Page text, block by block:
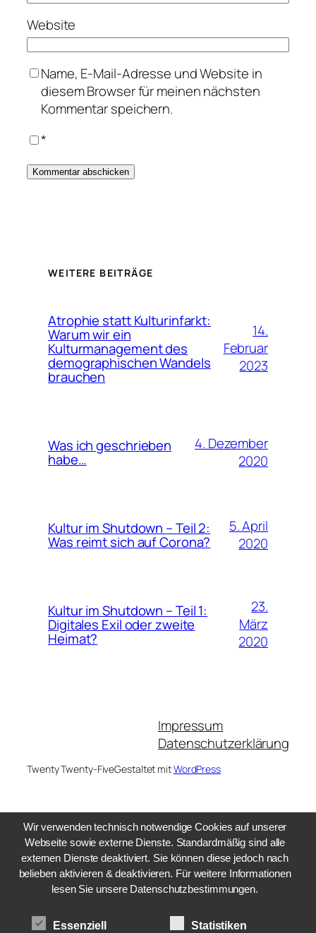
Website
Name, E-Mail-Adresse und Website in
diesem Browser für meinen nächsten
Kommentar speichern.
*
WEITERE BEITRÄGE
Atrophie statt Kulturinfarkt:
Warum wir ein
Kulturmanagement des
demographischen Wandels
brauchen
14.
Februar
2023
Was ich geschrieben
habe…
4. Dezember
2020
Kultur im Shutdown – Teil 2:
Was reimt sich auf Corona?
5. April
2020
Kultur im Shutdown – Teil 1:
Digitales Exil oder zweite
Heimat?
23.
März
2020
Impressum
Datenschutzerklärung
Twenty Twenty-FiveGestaltet mitWordPress
Wir verwenden technisch notwendige Cookies auf unserer
Webseite sowie externe Dienste. Standardmäßig sind alle
externen Dienste deaktiviert. Sie können diese jedoch nach
belieben aktivieren & deaktivieren. Für weitere Informationen
lesen Sie unsere Datenschutzbestimmungen.
Essenziell Statistiken